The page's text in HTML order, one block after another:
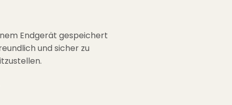
Endgerät gespeichert
und sicher zu